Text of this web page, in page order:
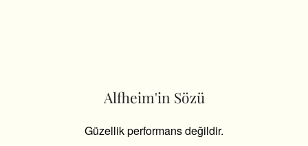
Alfheim'in Sözü
Güzellik performans değildir.